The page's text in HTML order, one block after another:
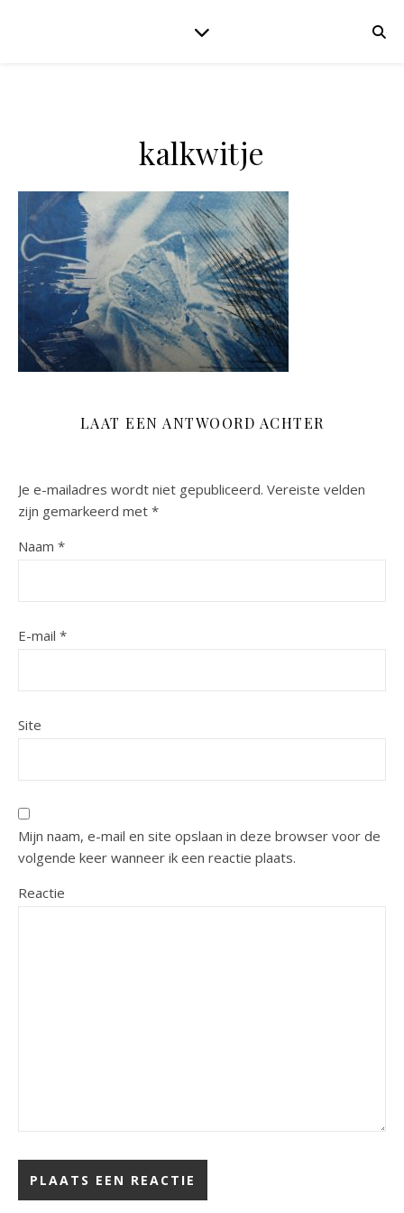
kalkwitje
LAAT EEN ANTWOORD ACHTER
Je e-mailadres wordt niet gepubliceerd. Vereiste velden
zijn gemarkeerd met *
Naam *
E-mail *
Site
Mijn naam, e-mail en site opslaan in deze browser voor de
volgende keer wanneer ik een reactie plaats.
Reactie